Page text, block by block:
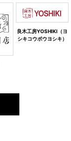
良木工房YOSHIKI（ヨ
シキコウボウヨシキ）